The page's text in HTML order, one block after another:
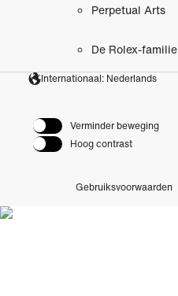
Perpetual Arts
De Rolex-familie
Internationaal: Nederlands
Verminder beweging
Hoog contrast
Gebruiksvoorwaarden